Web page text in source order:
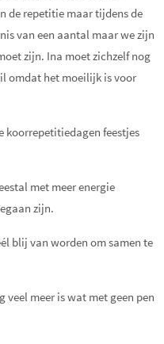
de repetitie maar tijdens de
van een aantal maar we zijn
zijn. Ina moet zichzelf nog
omdat het moeilijk is voor
koorrepetitiedagen feestjes
met meer energie
zijn.
blij van worden om samen te
veel meer is wat met geen pen